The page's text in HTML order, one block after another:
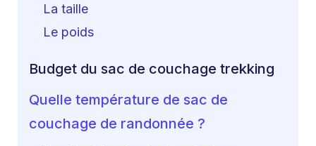
La taille
Le poids
Budget du sac de couchage trekking
Quelle température de sac de
couchage de randonnée ?